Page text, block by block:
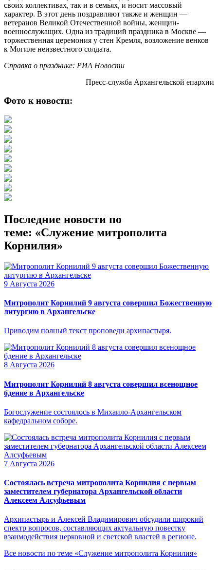
своих коллективах, так и в семьях, и носит массовый
характер. В этот день поздравляют также и женщин —
ветеранов Великой Отечественной войны, женщин-
военнослужащих. Одна из традиций праздника в Москве —
торжественная церемония у стен Кремля, возложение венков
к Могиле неизвестного солдата.
Справка о празднике: РИА Новости
Пресс-служба Архангельской епархии
Фото к новости:
Последние новости по
теме: «Служение митрополита
Корнилия»
9 Августа 2026
Митрополит Корнилий 9 августа совершил Божественную
литургию в Архангельске
Приводим полный текст проповеди архипастыря.
8 Августа 2026
Митрополит Корнилий 8 августа совершил всенощное
бдение в Архангельске
Богослужение состоялось в Михаило-Архангельском
кафедральном соборе.
7 Августа 2026
Состоялась встреча митрополита Корнилия с первым
заместителем губернатора Архангельской области
Алексеем Алсуфьевым
Архипастырь и Алексей Владимирович обсудили широкий
спектр вопросов, составляющих актуальную повестку
взаимодействия церковной и светской властей в регионе.
Все новости по теме «Служение митрополита Корнилия»